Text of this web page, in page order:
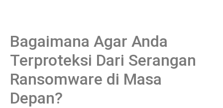
Bagaimana Agar Anda
Terproteksi Dari Serangan
Ransomware di Masa
Depan?